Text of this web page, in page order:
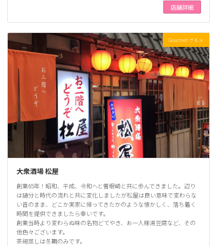
店舗詳細
Gourmet グルメ
大衆酒場 松屋
創業65年！昭和、平成、令和へと曽根崎と共に歩んできました。辺り
は随分と時代の流れと共に変化しましたが松屋は良い意味で変わらな
い昔のまま、どこか実家に帰ってきたかのような懐かしく、落ち着く
時間を提供できましたら幸いです。
創業当時より変わらぬ味の名物どてやき、お一人様湯豆腐など、その
他色々ございます。
茶碗蒸しは冬期のみです。